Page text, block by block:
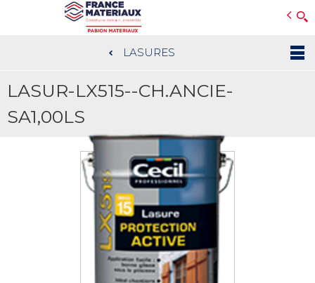
au
contenu
LASURES
LASUR-LX515--CH.ANCIE-
SA1,00LS